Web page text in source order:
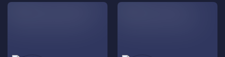
zamanda bir sorumluluktur. Bu sorumluluğu üstlenmeye